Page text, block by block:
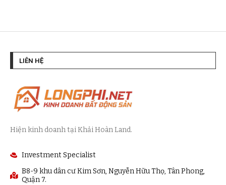
LIÊN HỆ
Hiện kinh doanh tại Khải Hoàn Land.
Investment Specialist
B8-9 khu dân cư Kim Sơn, Nguyễn Hữu Thọ, Tân Phong,
Quận 7.